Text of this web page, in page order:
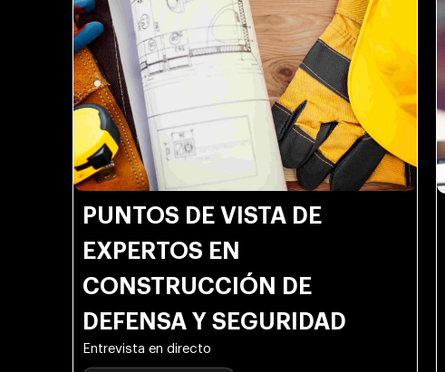
PUNTOS DE VISTA DE
EXPERTOS EN
CONSTRUCCIÓN DE
DEFENSA Y SEGURIDAD
Entrevista en directo